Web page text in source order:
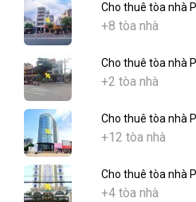
Cho thuê tòa nhà
+8 tòa nhà
Cho thuê tòa nhà
+2 tòa nhà
Cho thuê tòa nhà
+12 tòa nhà
Cho thuê tòa nhà
+4 tòa nhà